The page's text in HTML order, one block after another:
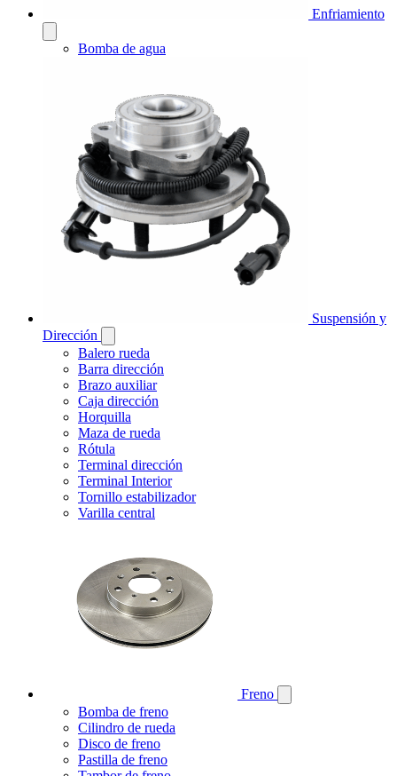
Enfriamiento
Bomba de agua
Suspensión y
Dirección
Balero rueda
Barra dirección
Brazo auxiliar
Caja dirección
Horquilla
Maza de rueda
Rótula
Terminal dirección
Terminal Interior
Tornillo estabilizador
Varilla central
Freno
Bomba de freno
Cilindro de rueda
Disco de freno
Pastilla de freno